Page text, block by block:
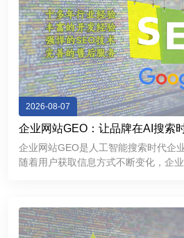
2026-08-07
企业网站GEO：让品牌在AI搜索
企业网站GEO是人工智能搜索时代企
随着用户获取信息方式不断变化，企